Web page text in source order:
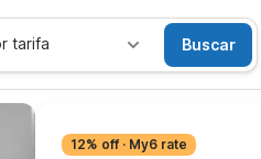
tarifa Buscar
12% off · My6 rate